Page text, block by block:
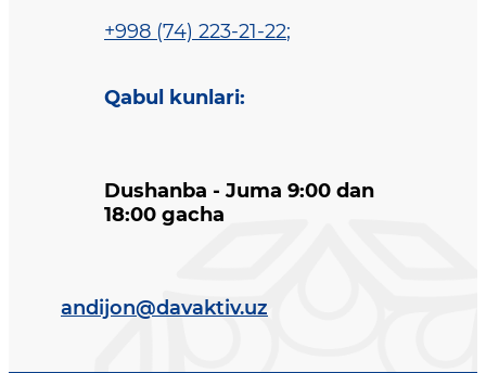
+998 (74) 223-21-22;
Qabul kunlari:
Dushanba - Juma 9:00 dan
18:00 gacha
andijon@davaktiv.uz